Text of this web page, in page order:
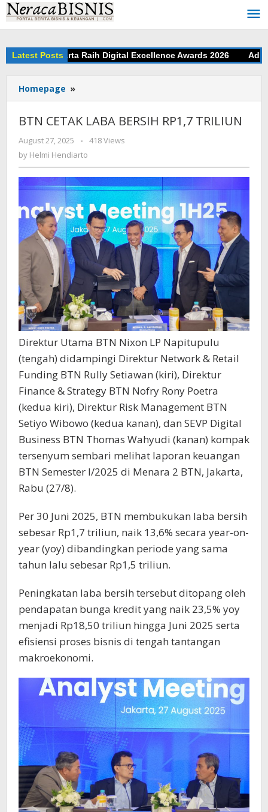
Skip
to
content
Latest Posts
Bank Jakarta Raih Digital Excellence Awards 2026 Adu
Homepage »
CETAK
BERSIH
RP1,7
TRILIUN
BTN CETAK LABA BERSIH RP1,7 TRILIUN
August 27, 2025
by
Helmi
-
418 Views
by Helmi Hendiarto
Direktur Utama BTN Nixon LP Napitupulu
(tengah) didampingi Direktur Network & Retail
Funding BTN Rully Setiawan (kiri), Direktur
Finance & Strategy BTN Nofry Rony Poetra
(kedua kiri), Direktur Risk Management BTN
Setiyo Wibowo (kedua kanan), dan SEVP Digital
Business BTN Thomas Wahyudi (kanan) kompak
tersenyum sembari melihat laporan keuangan
BTN Semester I/2025 di Menara 2 BTN, Jakarta,
Rabu (27/8).
Per 30 Juni 2025, BTN membukukan laba bersih
sebesar Rp1,7 triliun, naik 13,6% secara year-on-
year (yoy) dibandingkan periode yang sama
tahun lalu sebesar Rp1,5 triliun.
Peningkatan laba bersih tersebut ditopang oleh
pendapatan bunga kredit yang naik 23,5% yoy
menjadi Rp18,50 triliun hingga Juni 2025 serta
efisiensi proses bisnis di tengah tantangan
makroekonomi.